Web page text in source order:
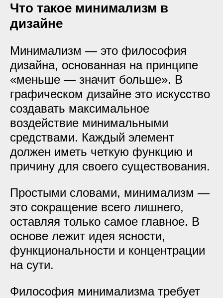
Что такое минимализм в
дизайне
Минимализм — это философия
дизайна, основанная на принципе
«меньше — значит больше». В
графическом дизайне это искусство
создавать максимальное
воздействие минимальными
средствами. Каждый элемент
должен иметь четкую функцию и
причину для своего существования.
Простыми словами, минимализм —
это сокращение всего лишнего,
оставляя только самое главное. В
основе лежит идея ясности,
функциональности и концентрации
на сути.
Философия минимализма требует